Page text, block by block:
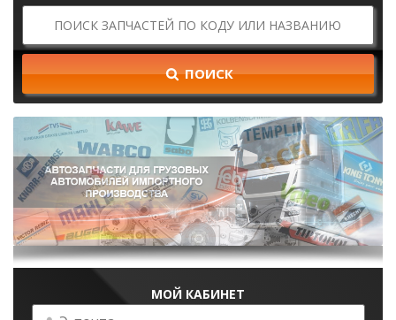
ПОИСК
МОЙ КАБИНЕТ